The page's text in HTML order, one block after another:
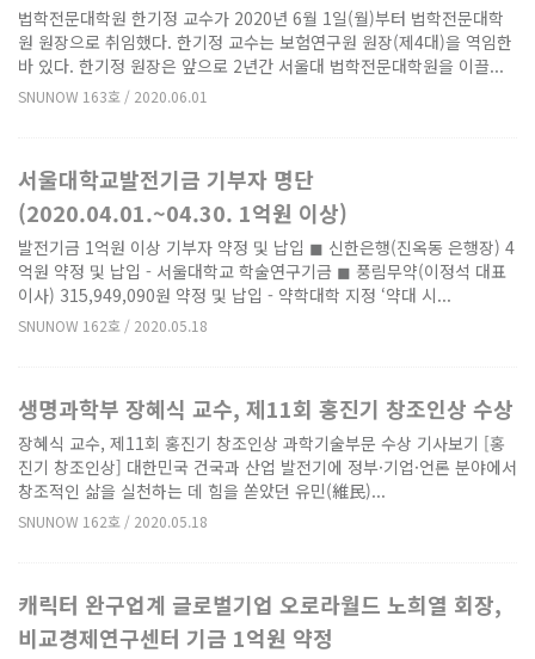
법학전문대학원 한기정 교수가 2020년 6월 1일(월)부터 법학전문대학
원 원장으로 취임했다. 한기정 교수는 보험연구원 원장(제4대)을 역임한
바 있다. 한기정 원장은 앞으로 2년간 서울대 법학전문대학원을 이끌...
SNUNOW 163호 / 2020.06.01
서울대학교발전기금 기부자 명단
(2020.04.01.~04.30. 1억원 이상)
발전기금 1억원 이상 기부자 약정 및 납입 ◼ 신한은행(진옥동 은행장) 4
억원 약정 및 납입 - 서울대학교 학술연구기금 ◼ 풍림무약(이정석 대표
이사) 315,949,090원 약정 및 납입 - 약학대학 지정 ‘약대 시...
SNUNOW 162호 / 2020.05.18
생명과학부 장혜식 교수, 제11회 홍진기 창조인상 수상
장혜식 교수, 제11회 홍진기 창조인상 과학기술부문 수상 기사보기 [홍
진기 창조인상] 대한민국 건국과 산업 발전기에 정부·기업·언론 분야에서
창조적인 삶을 실천하는 데 힘을 쏟았던 유민(維民)...
SNUNOW 162호 / 2020.05.18
캐릭터 완구업계 글로벌기업 오로라월드 노희열 회장,
비교경제연구센터 기금 1억원 약정